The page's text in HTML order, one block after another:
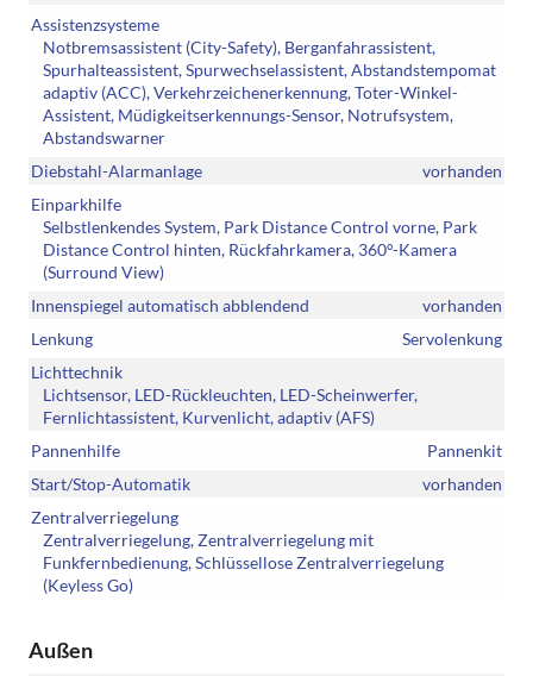
Assistenzsysteme
Notbremsassistent (City-Safety), Berganfahrassistent,
Spurhalteassistent, Spurwechselassistent, Abstandstempomat
adaptiv (ACC), Verkehrzeichenerkennung, Toter-Winkel-
Assistent, Müdigkeitserkennungs-Sensor, Notrufsystem,
Abstandswarner
Diebstahl-Alarmanlage
vorhanden
Einparkhilfe
Selbstlenkendes System, Park Distance Control vorne, Park
Distance Control hinten, Rückfahrkamera, 360°-Kamera
(Surround View)
Innenspiegel automatisch abblendend
vorhanden
Lenkung
Servolenkung
Lichttechnik
Lichtsensor, LED-Rückleuchten, LED-Scheinwerfer,
Fernlichtassistent, Kurvenlicht, adaptiv (AFS)
Pannenhilfe
Pannenkit
Start/Stop-Automatik
vorhanden
Zentralverriegelung
Zentralverriegelung, Zentralverriegelung mit
Funkfernbedienung, Schlüssellose Zentralverriegelung
(Keyless Go)
Außen